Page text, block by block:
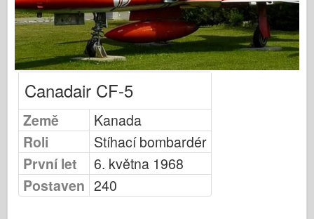
Modelování Osprey
Publikování Osprey
Signál letky
Tankpower
Nákladní automobily a nádrže
Waffen-Arsenal
Wydawnictwo Militaria
Canadair CF-5
Země
Kanada
Roli
Stíhací bombardér
První let
6. května 1968
Postaven 240